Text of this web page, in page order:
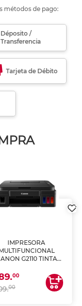
métodos de pago:
Déposito /
Transferencia
Tarjeta de Débito
IMPRESORA
G2110 TINTA
00
00